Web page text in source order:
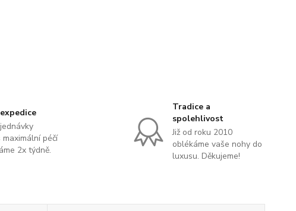
maximální péčí
2x týdně.
Tradice a
spolehlivost
Již od roku 2010
oblékáme vaše nohy do
luxusu. Děkujeme!